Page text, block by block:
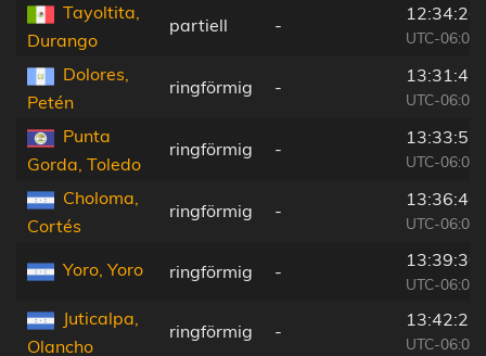
Tayoltita,
Durango
partiell -
12:34:26
UTC-06:00
Dolores,
Petén
ringförmig -
13:31:42
UTC-06:00
Punta
Gorda, Toledo
ringförmig -
13:33:53
UTC-06:00
Choloma,
Cortés
ringförmig -
13:36:46
UTC-06:00
Yoro, Yoro ringförmig -
13:39:30
UTC-06:00
Juticalpa,
Olancho
ringförmig -
13:42:22
UTC-06:00